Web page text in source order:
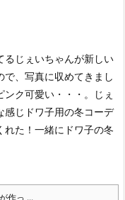
るじぇいちゃんが新しい
で、写真に収めてきまし
ク可愛い・・・。
じぇ
感じ ドワ子用の冬コーデ
た！ 一緒にドワ子の冬
作っ ...